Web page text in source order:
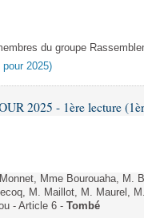
du groupe
2025)
2025 - 1ère lecture
Mme Bourouaha, M.
M. Maillot, M. Maurel,
- Article 6 - Tombé